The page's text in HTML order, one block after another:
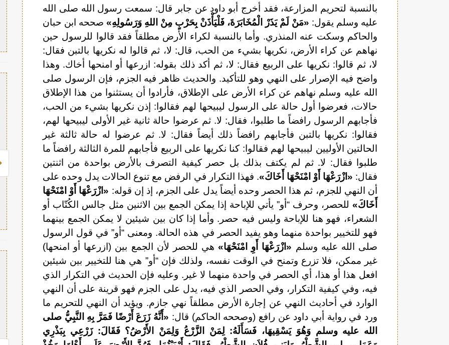
بالنسبة لتحريم المزارعة، فقد أخرج أبو داود عن جابر قال: سمعت رسول الله صلى الله
عليه وسلم يقول: «مَنْ لَمْ يَذَرْ الْمُخَابَرَةَ، فَلْيَأْذَنْ بِحَرْبٍ مِنْ اللهِ وَرَسُولِهِ» صححه ابن حبان
والحاكم وسكت عنه المنذري. وأما بالنسبة لكراء الأرض مطلقاً فقد قالوا للرسول حين
نهاهم عن كراء الأرض، نكريها بشيء من الحب، قال: لا، ثم قالوا له نكريها بالتبن فقال:
لا، ثم قالوا: نكريها على الربيع فقال: لا، ثم أكد ذلك بقوله: ازرعها أو امنحها أخاك. وهذا
واضح فيه الإصرار على النهي وهو للتأكيد. والحديث ظاهر فيه الجزم، فإن الرسول صلى
الله عليه وسلم نهاهم عن كراء الأرض على الإطلاق، فأرادوا أن يستثنوا من هذا الإطلاق
حالات، فعرضوا أول حالة على الرسول ليبيحها لهم فقالوا: إذن نكريها بشيء من الحب،
فأجابهم الرسول رافضاً ما طلبوا، فقال: لا. ثم عرضوا حالة ثانية غير الأولى ليبيحها لهم،
فقالوا: نكريها بالتبن فأجابهم رافضاً ذلك أيضاً فقال: لا. ثم عرضوا له حالة ثالثة غير
الحالتين الأوليين ليبيحها لهم فقالوا: كنا نكريها على الربيع فأجابهم للمرة الثالثة رافضاً ما
طلبوا فقال: لا. ثم لم يكتف بذلك بل حصر كيفية التصرف بالأرض بواحدة من اثنتين
فقال: «ازْرَعْهَا أَوْ امْنَحْهَا أَخَاكَ». فهذا التكرار في الرفض مع تنوع الحالات يدل وحده على
أن النهي للجزم، ثم هذا الحصر وحده أيضاً يدل على الجزم، إذ إن قوله: «ازْرَعْهَا أَوْ امْنَحْهَا
أَخَاكَ» للحصر، وحرف “أو” يأتي للإباحة إذا يمكن الجمع بين الاثنين مثل جالس الكُتّاب أو
الشعراء، فهو هنا للإباحة وليس فيه حصر. وأما إذا كان بين شيئين لا يمكن الجمع بينهما
فهو للتخيير بواحدة منهما وهو يفيد الحصر في هذه الحالة. ومعنى “أو” في قول الرسول
صلى الله عليه وسلم «ازْرَعْهَا أَوِ امْنَحْهَا»هي للحصر لأن الجمع بين (ازرعها أو امنحها)
غير ممكن، فلا تزرع وتمنح في الوقت نفسه، ولذلك فإن “أو” هي هنا للتخيير بين شيئين
افعل هذا أو هذا، أي الحصر في واحدة منهما لا غير. وعليه فإن الحديث في التكرار الذي
فيه، وفي كيفية التكرار، وفي الحصر الذي فيه، يدل على الجزم فهو قرينة على أن النهي
الوارد في أحاديث النهي عن إجارة الأرض مطلقاً نهي جازم. ويؤيد أن النهي للتحريم ما
ورد في رواية أبي داود عن رافع (وصححه الحاكم) قال: «أَنَّهُ زَرَعَ أَرْضًا فَمَرَّ بِهِ النَّبِيُّ صلى
الله عليه وسلم وَهُوَ يَسْقِيهَا، فَسَأَلَهُ: لِمَنْ الزَّرْعُ وَلِمَنْ الأَرْضُ؟ فَقَالَ: زَرْعِي بِبَذْرِي